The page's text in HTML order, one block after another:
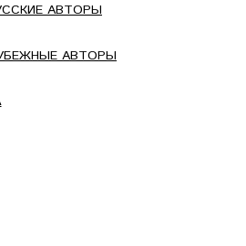
АВТОРЫ
АВТОРЫ